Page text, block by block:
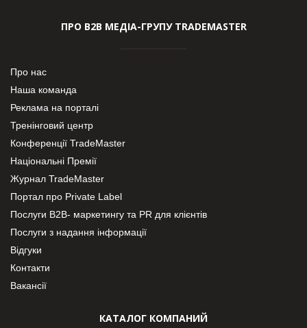
ПРО В2В МЕДІА-ГРУПУ TRADEMASTER
Про нас
Наша команда
Реклама на порталі
Тренінговий центр
Конференції TradeMaster
Національні Премії
Журнал TradeMaster
Портал про Private Label
Послуги В2В- маркетингу та PR для клієнтів
Послуги з надання інформації
Відгуки
Контакти
Вакансії
КАТАЛОГ КОМПАНИЙ